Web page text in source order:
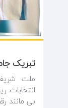
ملت
انتخابات
بی مانند